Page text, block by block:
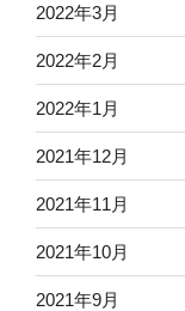
2022年3月
2022年2月
2022年1月
2021年12月
2021年11月
2021年10月
2021年9月